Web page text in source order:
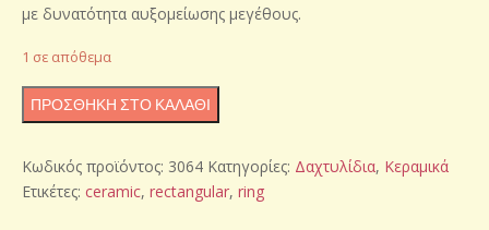
με δυνατότητα αυξομείωσης μεγέθους.
1 σε απόθεμα
Χειροποίητο
κεραμικό
ποσότητα
ΠΡΟΣΘΉΚΗ ΣΤΟ ΚΑΛΆΘΙ
Κωδικός προϊόντος: 3064 Κατηγορίες: Δαχτυλίδια, Κεραμικά
Ετικέτες: ceramic, rectangular, ring